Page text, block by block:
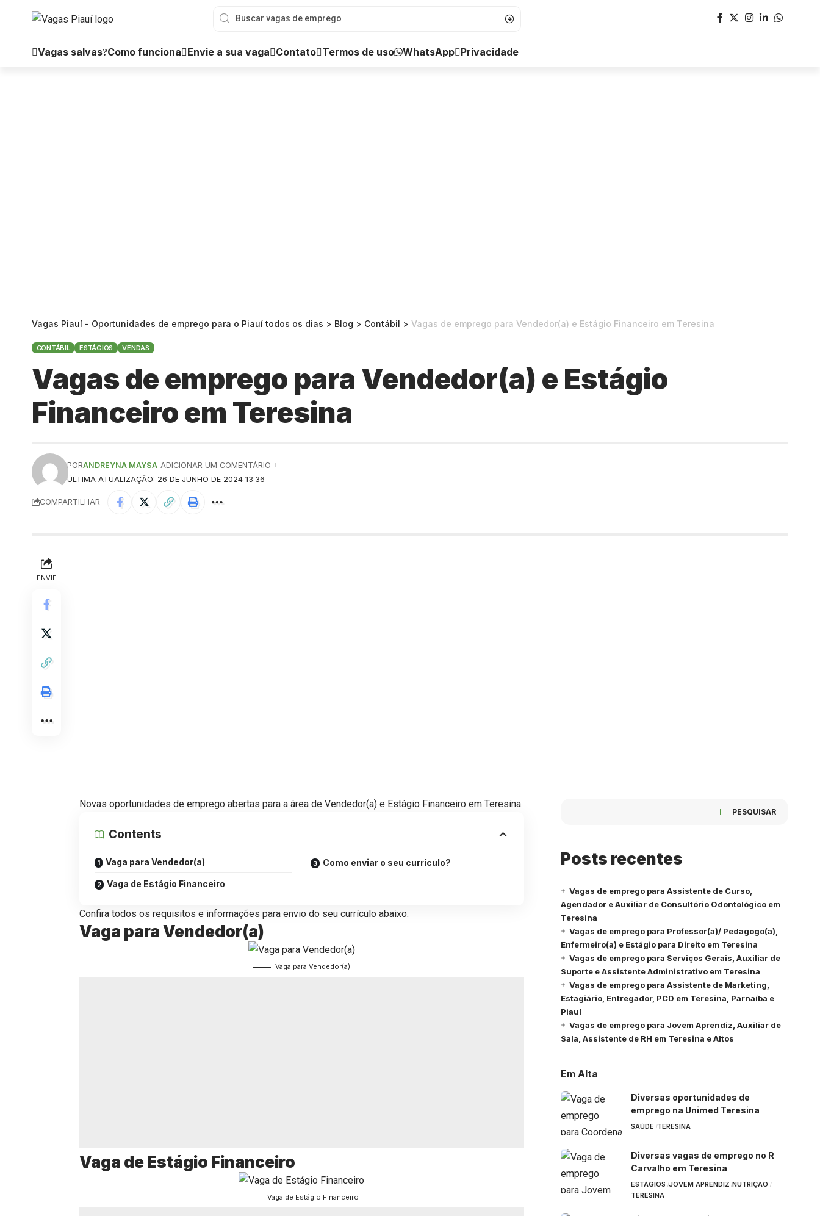
Vagas salvas Como funciona Envie a sua vaga Contato Termos de uso WhatsApp Privacidade
Vagas Piauí - Oportunidades de emprego para o Piauí todos os dias > Blog > Contábil > Vagas de emprego para Vendedor(a) e Estágio Financeiro em Teresina
CONTÁBIL ESTÁGIOS VENDAS
Vagas de emprego para Vendedor(a) e Estágio
Financeiro em Teresina
ÚLTIMA ATUALIZAÇÃO: 26 DE JUNHO DE 2024 13:36
PORANDREYNA MAYSA ADICIONAR UM COMENTÁRIO
COMPARTILHAR
ENVIE
Novas oportunidades de emprego abertas para a área de Vendedor(a) e Estágio Financeiro em Teresina.
Contents
Vaga para Vendedor(a)
Vaga de Estágio Financeiro
Como enviar o seu currículo?
Confira todos os requisitos e informações para envio do seu currículo abaixo:
Vaga para Vendedor(a)
Vaga para Vendedor(a)
Vaga de Estágio Financeiro
Vaga de Estágio Financeiro
PESQUISAR
Posts recentes
Vagas de emprego para Assistente de Curso,
Agendador e Auxiliar de Consultório Odontológico em
Teresina
Vagas de emprego para Professor(a)/ Pedagogo(a),
Enfermeiro(a) e Estágio para Direito em Teresina
Vagas de emprego para Serviços Gerais, Auxiliar de
Suporte e Assistente Administrativo em Teresina
Vagas de emprego para Assistente de Marketing,
Estagiário, Entregador, PCD em Teresina, Parnaíba e
Piauí
Vagas de emprego para Jovem Aprendiz, Auxiliar de
Sala, Assistente de RH em Teresina e Altos
Em Alta
Diversas oportunidades de
emprego na Unimed Teresina
SAÚDE TERESINA
Diversas vagas de emprego no R
Carvalho em Teresina
ESTÁGIOS JOVEM APRENDIZ NUTRIÇÃO
TERESINA